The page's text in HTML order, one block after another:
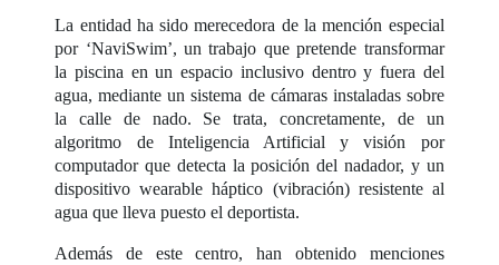
La entidad ha sido merecedora de la mención especial
por ‘NaviSwim’, un trabajo que pretende transformar
la piscina en un espacio inclusivo dentro y fuera del
agua, mediante un sistema de cámaras instaladas sobre
la calle de nado. Se trata, concretamente, de un
algoritmo de Inteligencia Artificial y visión por
computador que detecta la posición del nadador, y un
dispositivo wearable háptico (vibración) resistente al
agua que lleva puesto el deportista.
Además de este centro, han obtenido menciones